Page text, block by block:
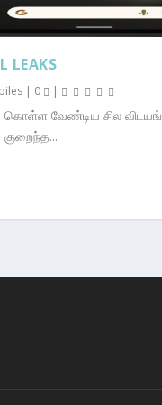
LEAKS
| 0 |
கொள்ள வேண்டிய சில